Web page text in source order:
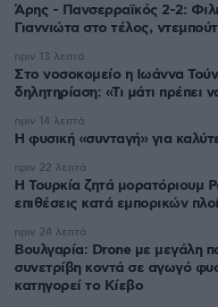
Άρης - Πανσερραϊκός 2-2:
Γιαννιώτα στο τέλος,
Στο νοσοκομείο η Ιωάννα
δηλητηρίαση: «Τι μάτι πρέπει
πριν 13 λεπτά
Η φυσική «συνταγή» για
πριν 14 λεπτά
Η Τουρκία ζητά μορατόριουμ
επιθέσεις κατά εμπορικών
πριν 22 λεπτά
Βουλγαρία: Drone με μεγάλη
συνετρίβη κοντά σε αγωγό
κατηγορεί το Κίεβο
πριν 24 λεπτά